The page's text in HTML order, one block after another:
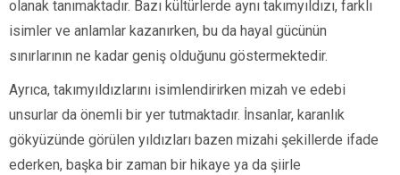
olanak tanımaktadır. Bazı kültürlerde aynı takımyıldızı, farklı
isimler ve anlamlar kazanırken, bu da hayal gücünün
sınırlarının ne kadar geniş olduğunu göstermektedir.
Ayrıca, takımyıldızlarını isimlendirirken mizah ve edebi
unsurlar da önemli bir yer tutmaktadır. İnsanlar, karanlık
gökyüzünde görülen yıldızları bazen mizahi şekillerde ifade
ederken, başka bir zaman bir hikaye ya da şiirle